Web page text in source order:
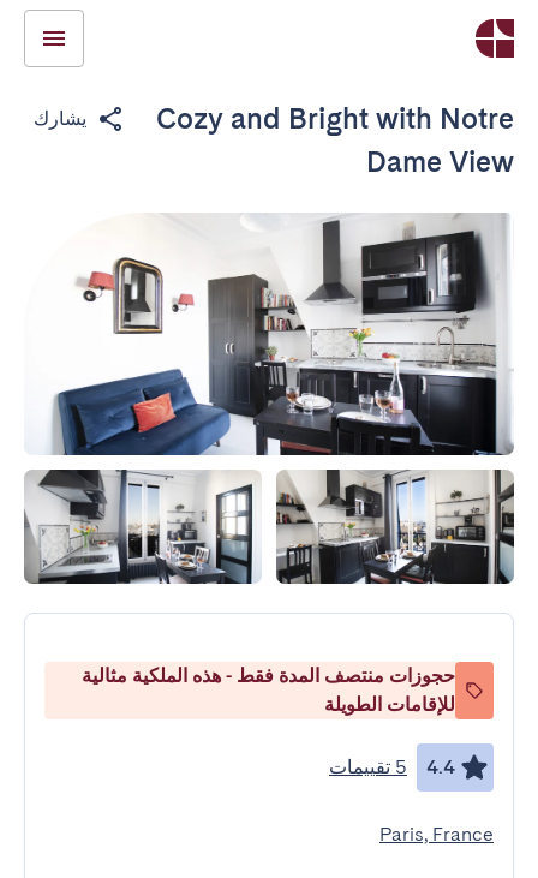
Cozy and Bright with Notre
Dame View
يشارك
حجوزات منتصف المدة فقط - هذه الملكية مثالية
للإقامات الطويلة
4.4 5 تقييمات
Paris, France